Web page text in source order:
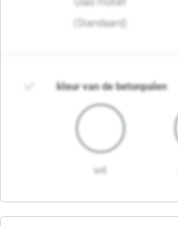
(Standaard)
kleur van de betonpalen
wit